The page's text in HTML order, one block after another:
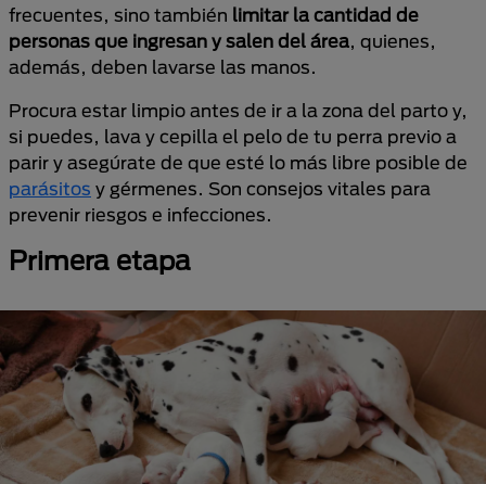
frecuentes, sino también limitar la cantidad de
personas que ingresan y salen del área, quienes,
además, deben lavarse las manos.
Procura estar limpio antes de ir a la zona del parto y,
si puedes, lava y cepilla el pelo de tu perra previo a
parir y asegúrate de que esté lo más libre posible de
parásitos y gérmenes. Son consejos vitales para
prevenir riesgos e infecciones.
Primera etapa